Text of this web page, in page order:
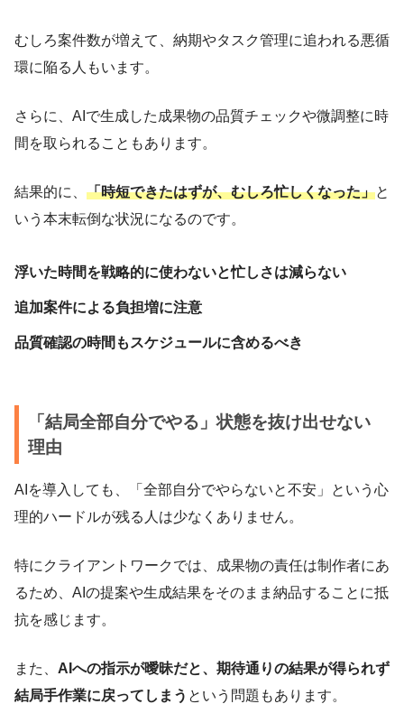
むしろ案件数が増えて、納期やタスク管理に追われる悪循
環に陥る人もいます。
さらに、AIで生成した成果物の品質チェックや微調整に時
間を取られることもあります。
結果的に、 「時短できたはずが、むしろ忙しくなった」と
いう本末転倒な状況になるのです。
浮いた時間を戦略的に使わないと忙しさは減らない
追加案件による負担増に注意
品質確認の時間もスケジュールに含めるべき
「結局全部自分でやる」状態を抜け出せない
理由
AIを導入しても、「全部自分でやらないと不安」という心
理的ハードルが残る人は少なくありません。
特にクライアントワークでは、成果物の責任は制作者にあ
るため、AIの提案や生成結果をそのまま納品することに抵
抗を感じます。
また、 AIへの指示が曖昧だと、期待通りの結果が得られず
結局手作業に戻ってしまう という問題もあります。